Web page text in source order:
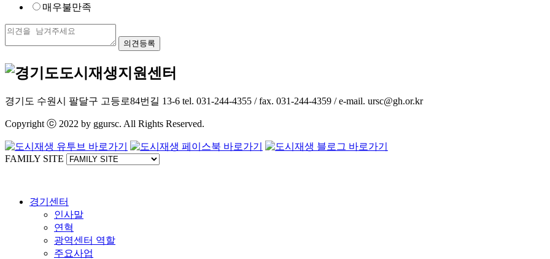
매우불만족
경기도 수원시 팔달구 고등로84번길 13-6 tel. 031-244-4355 / fax. 031-244-4359 / e-mail. ursc@gh.or.kr
Copyright ⓒ 2022 by ggursc. All Rights Reserved.
FAMILY SITE
경기센터
인사말
연혁
광역센터 역할
주요사업